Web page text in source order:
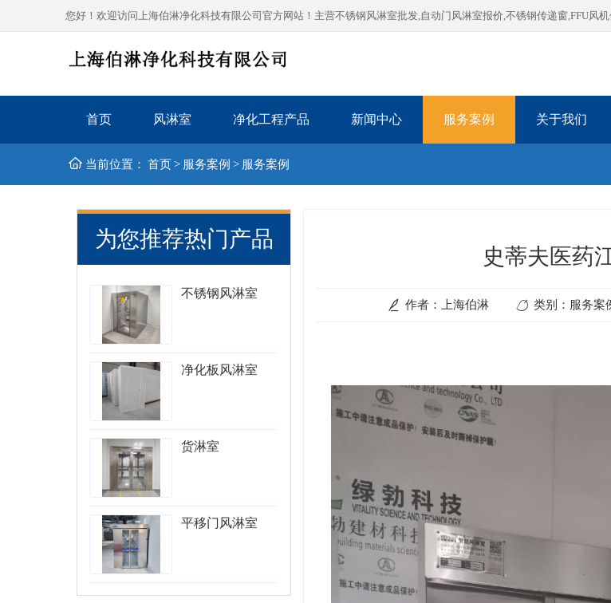
您好！欢迎访问上海伯淋净化科技有限公司官方网站！主营不锈钢风淋室批发,自动门风淋室报价,不锈钢传递窗,FFU风
首页 风淋室 净化工程产品 新闻中心 服务案例 关于我们
当前位置： 首页> 服务案例 > 服务案例
为您推荐热门产品
不锈钢风淋室
净化板风淋室
货淋室
平移门风淋室
史蒂夫医药
作者：上海伯淋 类别：服务案